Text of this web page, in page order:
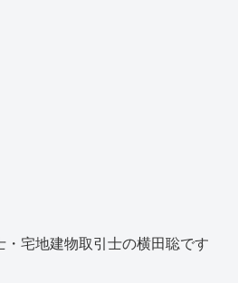
宅地建物取引士の横田聡です